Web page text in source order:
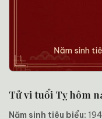
Tử vi tuổi Tỵ hôm
Năm sinh tiêu biểu: